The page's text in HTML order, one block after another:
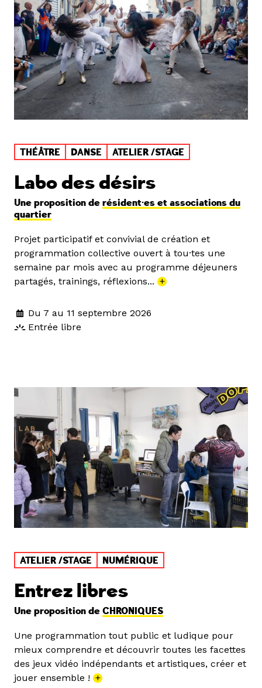
THÉÂTRE DANSE ATELIER /STAGE
Labo des désirs
Une proposition de résident·es et associations du
quartier
Projet participatif et convivial de création et
programmation collective ouvert à tou·tes une
semaine par mois avec au programme déjeuners
partagés, trainings, réflexions... +
Du 7 au 11 septembre 2026
Entrée libre
ATELIER /STAGE NUMÉRIQUE
Entrez libres
Une proposition de CHRONIQUES
Une programmation tout public et ludique pour
mieux comprendre et découvrir toutes les facettes
des jeux vidéo indépendants et artistiques, créer et
jouer ensemble ! +